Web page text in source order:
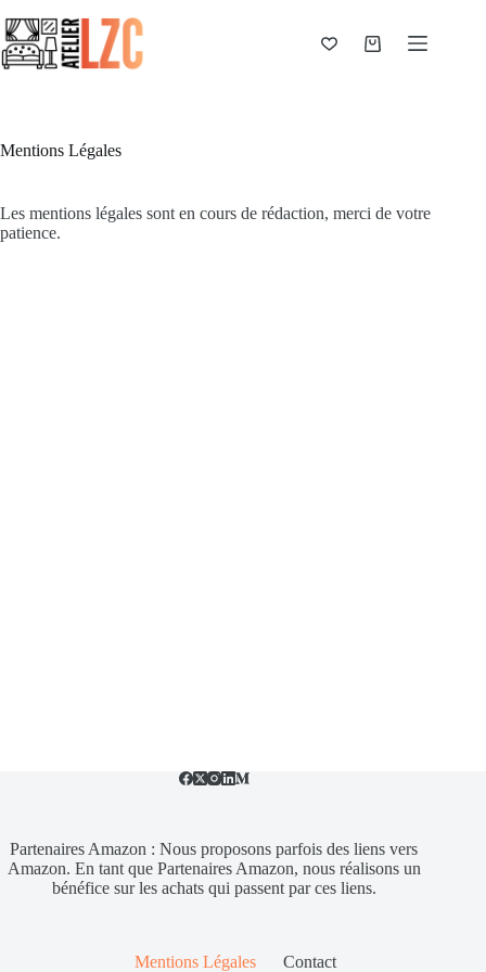
au
contenu
Panier
Mentions Légales
Les mentions légales sont en cours de rédaction, merci de votre
patience.
Partenaires Amazon : Nous proposons parfois des liens vers
Amazon. En tant que Partenaires Amazon, nous réalisons un
bénéfice sur les achats qui passent par ces liens.
Mentions Légales Contact